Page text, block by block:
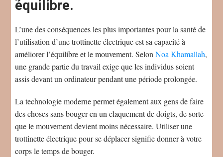
équilibre.
L’une des conséquences les plus importantes pour la santé de
l’utilisation d’une trottinette électrique est sa capacité à
améliorer l’équilibre et le mouvement. SelonNoa Khamallah,
une grande partie du travail exige que les individus soient
assis devant un ordinateur pendant une période prolongée.
La technologie moderne permet également aux gens de faire
des choses sans bouger en un claquement de doigts, de sorte
que le mouvement devient moins nécessaire. Utiliser une
trottinette électrique pour se déplacer signifie donner à votre
corps le temps de bouger.